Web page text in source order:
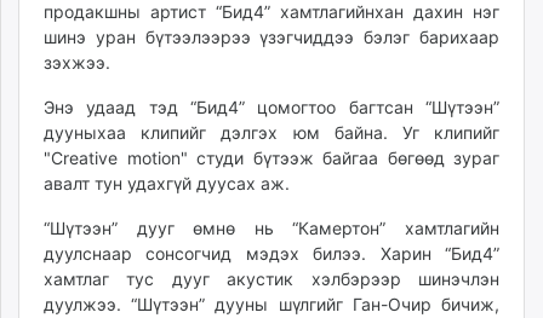
mnb.mn
Livetv.mn
24tsag.mn
shuud.mn
eagle.mn
zarig.mn
today.mn
zuv.mn
продакшны артист “Бид4” хамтлагийнхан дахин нэг
шинэ уран бүтээлээрээ үзэгчиддээ бэлэг барихаар
зэхжээ.
Энэ удаад тэд “Бид4” цомогтоо багтсан “Шүтээн”
дууныхаа клипийг дэлгэх юм байна. Уг клипийг
"Creative motion" студи бүтээж байгаа бөгөөд зураг
авалт тун удахгүй дуусах аж.
“Шүтээн” дууг өмнө нь “Камертон” хамтлагийн
дуулснаар сонсогчид мэдэх билээ. Харин “Бид4”
хамтлаг тус дууг акустик хэлбэрээр шинэчлэн
дуулжээ. “Шүтээн” дууны шүлгийг Ган-Очир бичиж,